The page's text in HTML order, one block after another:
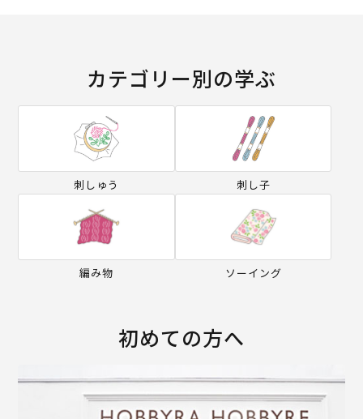
カテゴリー別の学ぶ
刺しゅう 刺し子
編み物 ソーイング
初めての方へ